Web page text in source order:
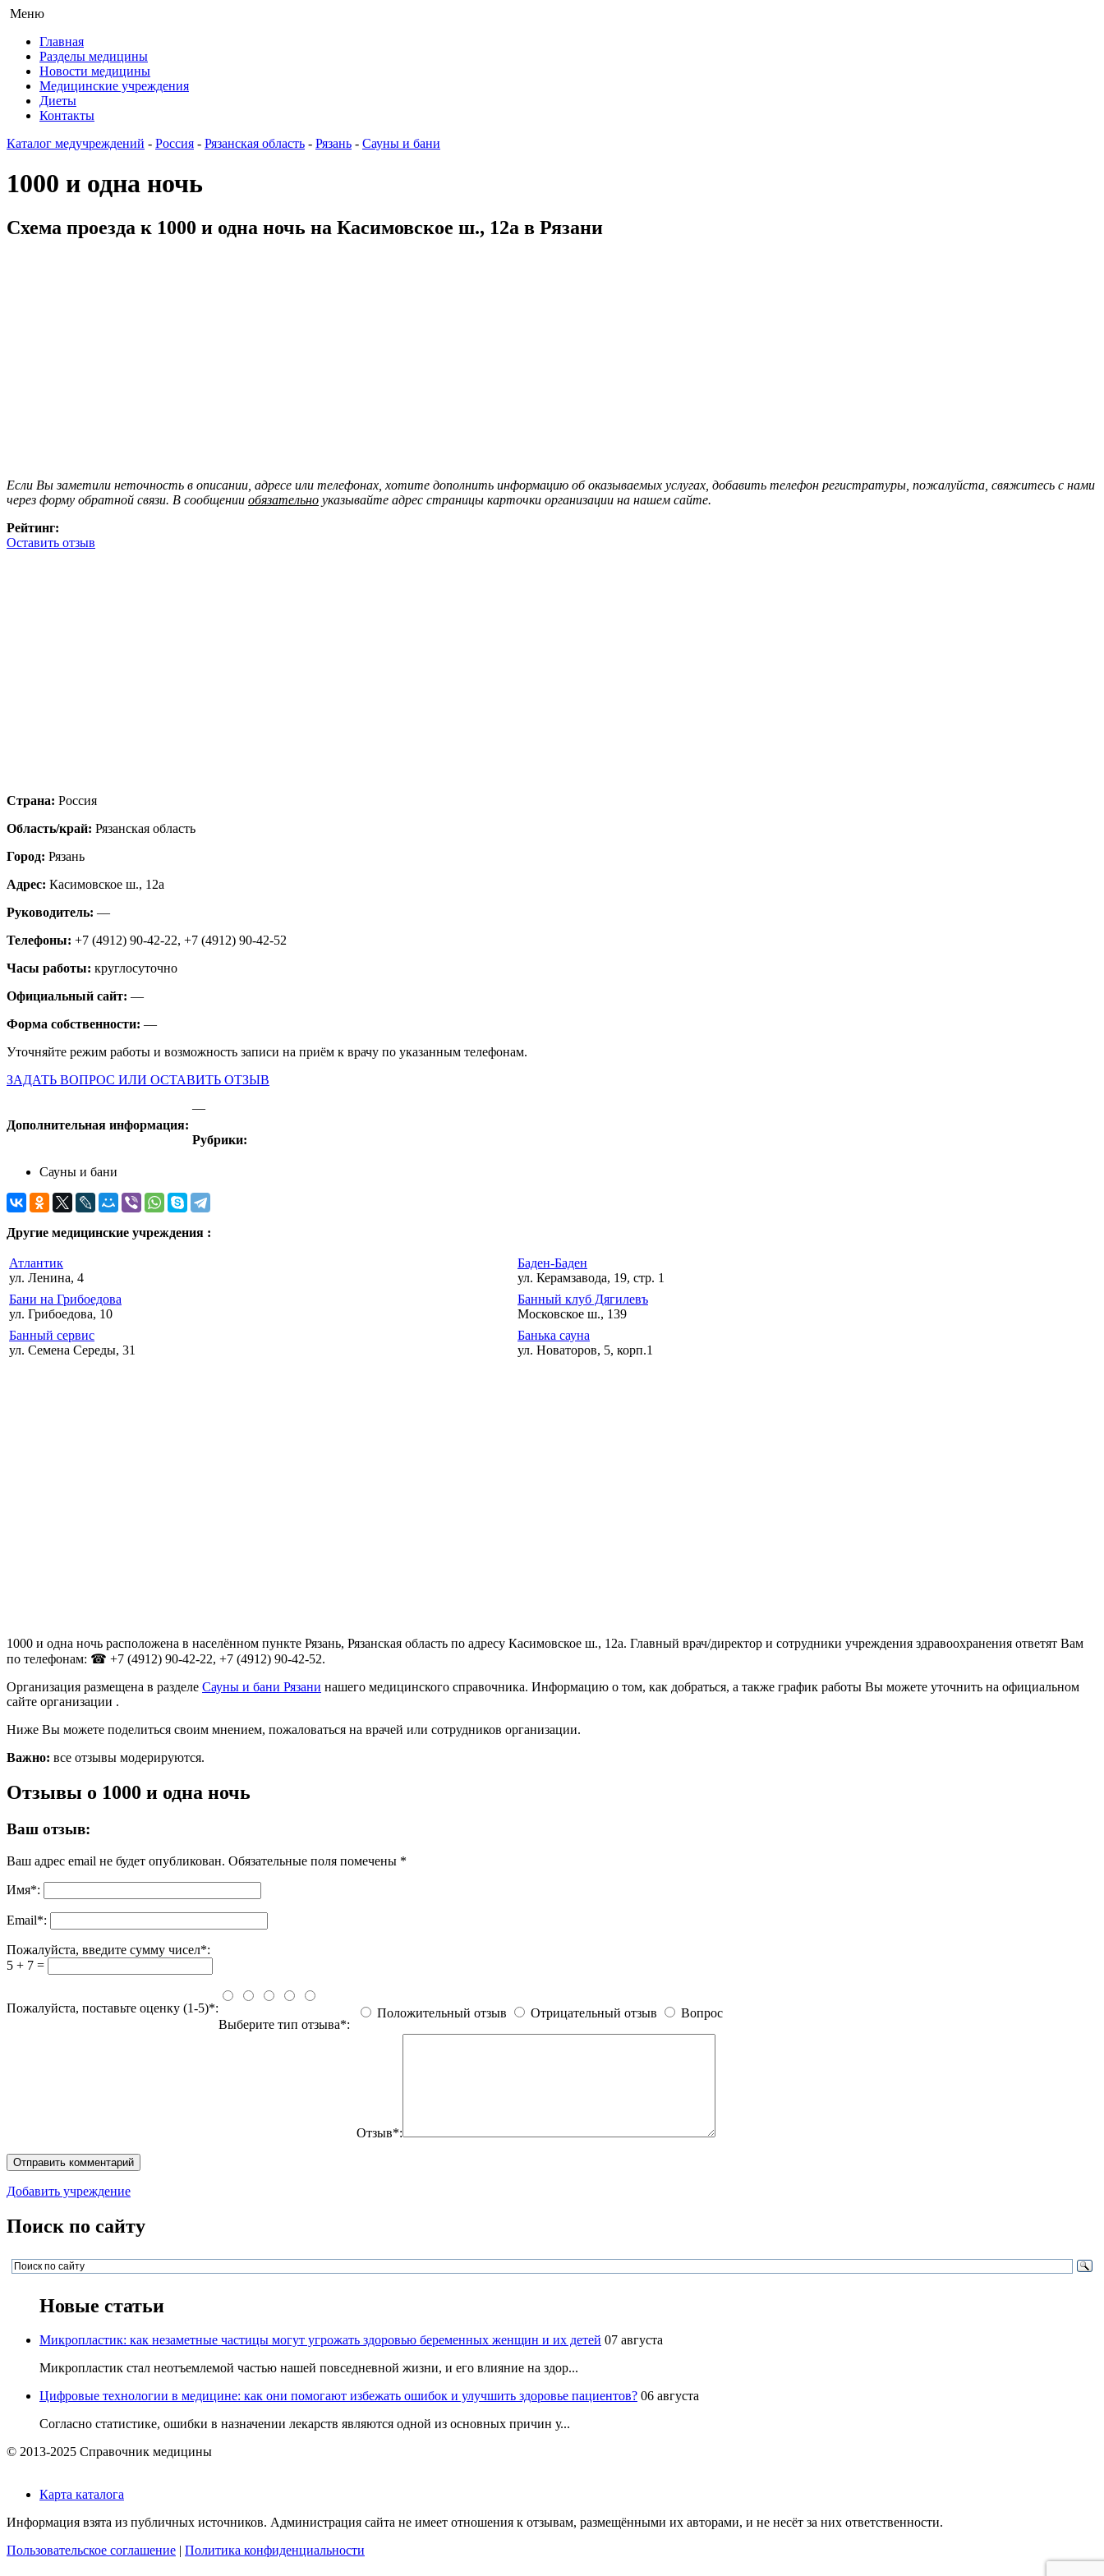
Меню
Главная
Разделы медицины
Новости медицины
Медицинские учреждения
Диеты
Контакты
Каталог медучреждений - Россия - Рязанская область - Рязань - Сауны и бани
1000 и одна ночь
Схема проезда к 1000 и одна ночь на Касимовское ш., 12а в Рязани
Если Вы заметили неточность в описании, адресе или телефонах, хотите дополнить информацию об оказываемых услугах, добавить телефон регистратуры, пожалуйста, свяжитесь с нами
через форму обратной связи. В сообщении обязательно указывайте адрес страницы карточки организации на нашем сайте.
Рейтинг:
Оставить отзыв
Страна: Россия
Область/край: Рязанская область
Город: Рязань
Адрес: Касимовское ш., 12а
Руководитель: —
Телефоны: +7 (4912) 90-42-22, +7 (4912) 90-42-52
Часы работы: круглосуточно
Официальный сайт: —
Форма собственности: —
Уточняйте режим работы и возможность записи на приём к врачу по указанным телефонам.
ЗАДАТЬ ВОПРОС ИЛИ ОСТАВИТЬ ОТЗЫВ
Дополнительная информация:
—
Рубрики:
Сауны и бани
Другие медицинские учреждения :
Атлантик
ул. Ленина, 4
Баден-Баден
ул. Керамзавода, 19, стр. 1
Бани на Грибоедова
ул. Грибоедова, 10
Банный клуб Дягилевъ
Московское ш., 139
Банный сервис
ул. Семена Середы, 31
Банька сауна
ул. Новаторов, 5, корп.1
1000 и одна ночь расположена в населённом пункте Рязань, Рязанская область по адресу Касимовское ш., 12а. Главный врач/директор и сотрудники учреждения здравоохранения ответят Вам
по телефонам: ☎ +7 (4912) 90-42-22, +7 (4912) 90-42-52.
Организация размещена в разделе Сауны и бани Рязани нашего медицинского справочника. Информацию о том, как добраться, а также график работы Вы можете уточнить на официальном
сайте организации .
Ниже Вы можете поделиться своим мнением, пожаловаться на врачей или сотрудников организации.
Важно: все отзывы модерируются.
Отзывы о 1000 и одна ночь
Ваш отзыв:
Ваш адрес email не будет опубликован. Обязательные поля помечены *
Имя*:
Email*:
Пожалуйста, введите сумму чисел*:
5 + 7 =
Пожалуйста, поставьте оценку (1-5)*:
Выберите тип отзыва*:
Положительный отзыв Отрицательный отзыв Вопрос
Отзыв*:
Добавить учреждение
Поиск по сайту
Новые статьи
Микропластик: как незаметные частицы могут угрожать здоровью беременных женщин и их детей 07 августа
Микропластик стал неотъемлемой частью нашей повседневной жизни, и его влияние на здор...
Цифровые технологии в медицине: как они помогают избежать ошибок и улучшить здоровье пациентов? 06 августа
Согласно статистике, ошибки в назначении лекарств являются одной из основных причин у...
© 2013-2025 Справочник медицины
Карта каталога
Информация взята из публичных источников. Администрация сайта не имеет отношения к отзывам, размещёнными их авторами, и не несёт за них ответственности.
Пользовательское соглашение
Политика конфиденциальности